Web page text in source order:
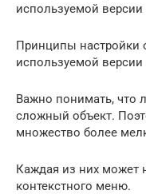
используемой
Принципы настройки
используемой
Важно понимать, что
сложный объект.
множество более
Каждая из них может
контекстного меню.